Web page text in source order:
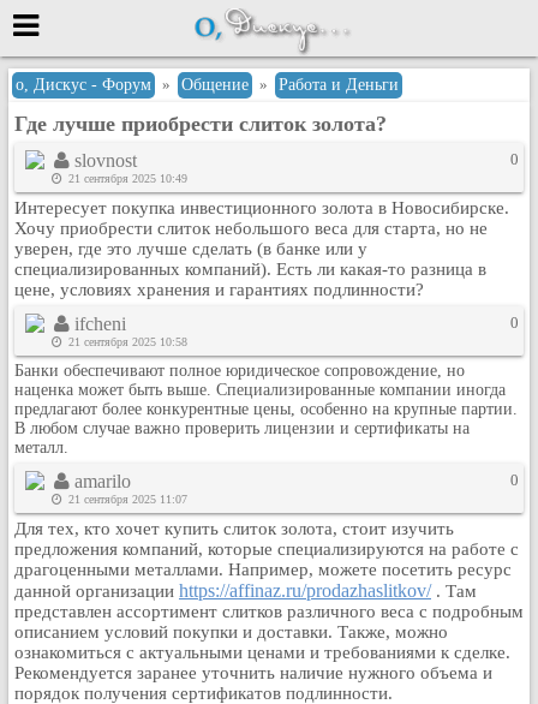
Меню
или войти через
Вход с 7ooo.ru
Регистрация
Забыли пароль?
Данные авторизации одинаковые с
сайтом 7ooo.ru
Форумы
Главная
Поиск
Новые сообщения
Беседы
Игры
Кулинария
Физкультура и спорт
Видео и Кино
Авто. Мото.
Космос
о, Дискус - Форум » Общение » Работа и Деньги
Где лучше приобрести слиток золота?
slovnost
21 сентября 2025 10:49
0
Интересует покупка инвестиционного золота в Новосибирске.
Хочу приобрести слиток небольшого веса для старта, но не
уверен, где это лучше сделать (в банке или у
специализированных компаний). Есть ли какая-то разница в
цене, условиях хранения и гарантиях подлинности?
ifcheni
21 сентября 2025 10:58
0
Банки обеспечивают полное юридическое сопровождение, но
наценка может быть выше. Специализированные компании иногда
предлагают более конкурентные цены, особенно на крупные партии.
В любом случае важно проверить лицензии и сертификаты на
металл.
amarilo
21 сентября 2025 11:07
0
Для тех, кто хочет купить слиток золота, стоит изучить
предложения компаний, которые специализируются на работе с
драгоценными металлами. Например, можете посетить ресурс
данной организации https://affinaz.ru/prodazhaslitkov/. Там
представлен ассортимент слитков различного веса с подробным
описанием условий покупки и доставки. Также, можно
ознакомиться с актуальными ценами и требованиями к сделке.
Рекомендуется заранее уточнить наличие нужного объема и
порядок получения сертификатов подлинности.